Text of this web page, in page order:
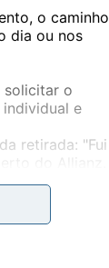
o caminho
dia ou nos
solicitar o
e
retirada: "Fui
típica de